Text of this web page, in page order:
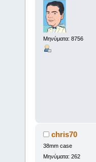
Μηνύματα: 8756
chris70
38mm case
Μηνύματα: 262